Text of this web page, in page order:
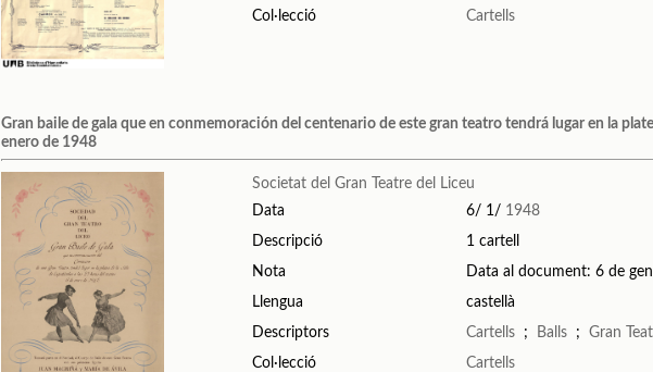
Col·lecció Cartells
Gran baile de gala que en conmemoración del centenario de este gran teatro tendrá lugar en la
enero de 1948
Societat del Gran Teatre del Liceu
Data
6/ 1/ 1948
Descripció
1 cartell
Nota
Data al document: 6 de
Llengua
castellà
Descriptors
Cartells ; Balls ;Gran
Col·lecció
Cartells